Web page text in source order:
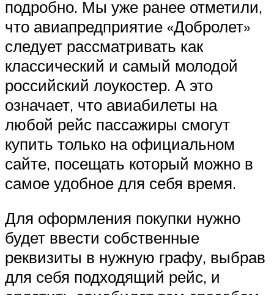
подробно. Мы уже ранее отметили,
что авиапредприятие «Добролет»
следует рассматривать как
классический и самый молодой
российский лоукостер. А это
означает, что авиабилеты на
любой рейс пассажиры смогут
купить только на официальном
сайте, посещать который можно в
самое удобное для себя время.
Для оформления покупки нужно
будет ввести собственные
реквизиты в нужную графу, выбрав
для себя подходящий рейс, и